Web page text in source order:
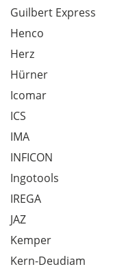
Guilbert Express
Henco
Herz
Hürner
Icomar
ICS
IMA
INFICON
Ingotools
IREGA
JAZ
Kemper
Kern-Deudiam